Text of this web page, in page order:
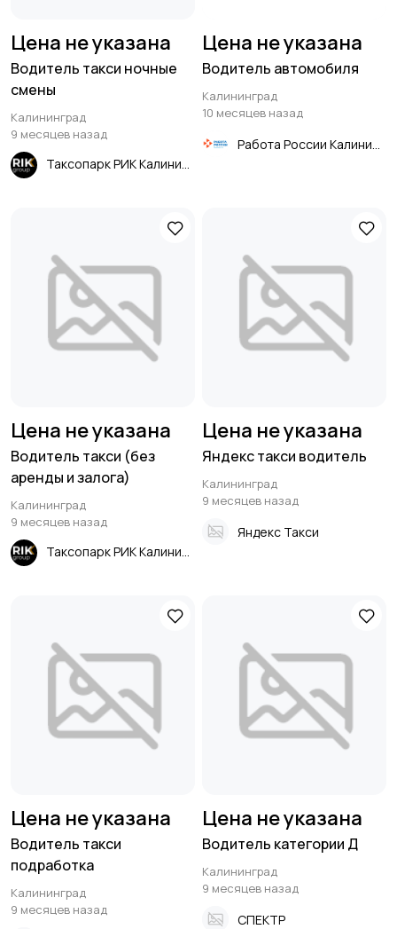
Цена не указана
Водитель такси ночные
смены
Калининград
9 месяцев назад
Таксопарк РИК Калининград
Цена не указана
Водитель автомобиля
Калининград
10 месяцев назад
Цена не указана
Водитель такси (без
аренды и залога)
Калининград
9 месяцев назад
Таксопарк РИК Калининград
Цена не указана
Яндекс такси водитель
Калининград
9 месяцев назад
Яндекс Такси
Цена не указана
Водитель такси
подработка
Калининград
9 месяцев назад
Цена не указана
Водитель категории Д
Калининград
9 месяцев назад
СПЕКТР